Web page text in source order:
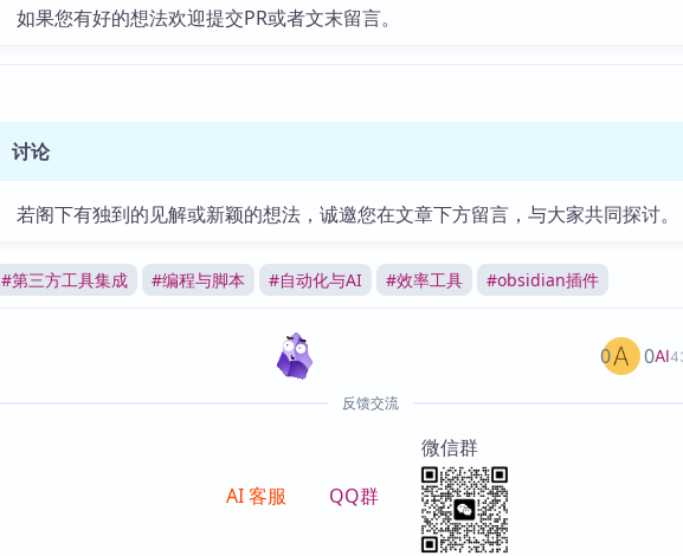
如果您有好的想法欢迎提交PR或者文末留言。
讨论
若阁下有独到的见解或新颖的想法，诚邀您在文章下方留言，与大家共同探讨。
#第三方工具集成 #编程与脚本 #自动化与AI #效率工具 #obsidian插件
AI
0 0
反馈交流
AI 客服 QQ群
微信群